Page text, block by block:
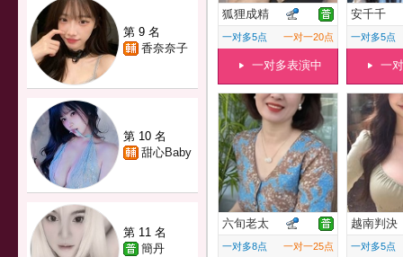
第 9 名
香奈奈子
第 10 名
甜心Baby
第 11 名
簡丹
狐狸成精
一对多5点 一对一20点
一对多表演中
安千千
一对多5点
一
六旬老太
一对多8点 一对一25点
越南判決
一对多5点